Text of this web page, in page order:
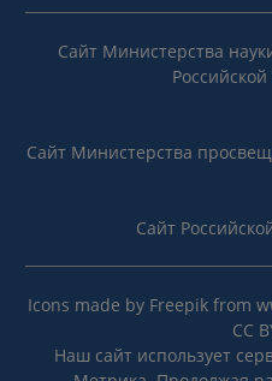
Сайт Министерства
Сайт Министерства
Сайт
Icons made by Freepikfrom
CC
Наш сайт использует